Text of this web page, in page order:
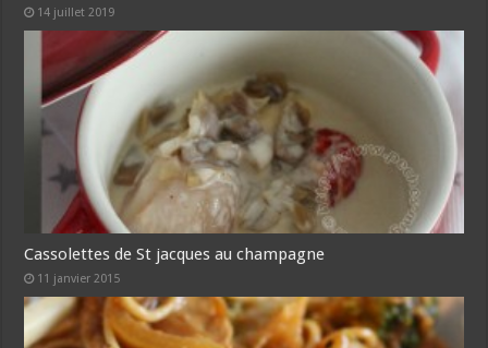
14 juillet 2019
Cassolettes de St jacques au champagne
11 janvier 2015